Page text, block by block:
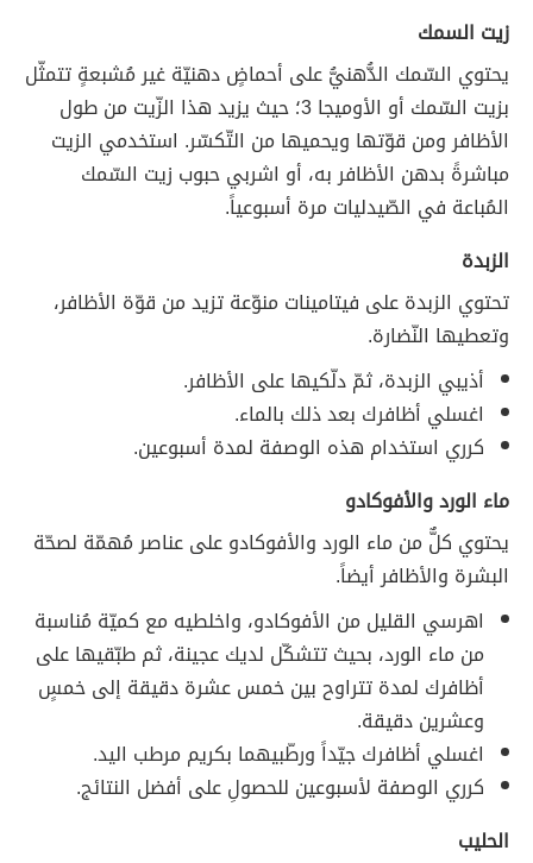
زيت السمك
يحتوي السّمك الدُّهنيُّ على أحماضٍ دهنيّة غير مُشبعةٍ تتمثّل
بزيت السّمك أو الأوميجا 3؛ حيث يزيد هذا الزّيت من طول
الأظافر ومن قوّتها ويحميها من التّكسّر. استخدمي الزيت
مباشرةً بدهن الأظافر به، أو اشربي حبوب زيت السّمك
المُباعة في الصّيدليات مرة أسبوعياً.
الزبدة
تحتوي الزبدة على فيتامينات منوّعة تزيد من قوّة الأظافر،
وتعطيها النّضارة.
أذيبي الزبدة، ثمّ دلّكيها على الأظافر.
اغسلي أظافرك بعد ذلك بالماء.
كرري استخدام هذه الوصفة لمدة أسبوعين.
ماء الورد والأفوكادو
يحتوي كلٌّ من ماء الورد والأفوكادو على عناصر مُهمّة لصحّة
البشرة والأظافر أيضاً.
اهرسي القليل من الأفوكادو، واخلطيه مع كميّة مُناسبة
من ماء الورد، بحيث تتشكّل لديك عجينة، ثم طبّقيها على
أظافرك لمدة تتراوح بين خمس عشرة دقيقة إلى خمسٍ
وعشرين دقيقة.
اغسلي أظافرك جيّداً ورطّبيهما بكريم مرطب اليد.
كرري الوصفة لأسبوعين للحصولِ على أفضل النتائج.
الحليب